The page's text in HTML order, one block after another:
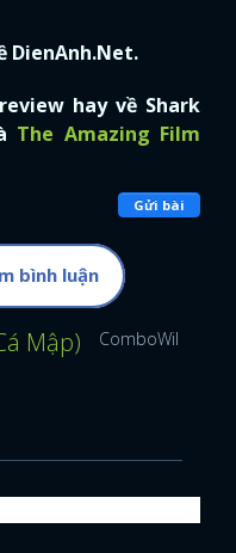
GOOGLE
DienAnh.Net.
hay về Shark
The Amazing Film
Gửi bài
bình luận
Mập) ComboWiki